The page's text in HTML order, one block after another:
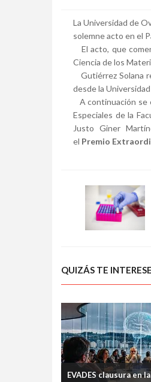
La Universidad de
solemne acto en el
El acto, que
Ciencia de los
Gutiérrez Solana
desde la
A continuación se
Especiales de la
Justo Giner
el Premio
QUIZÁS TE
EVADES clausura en